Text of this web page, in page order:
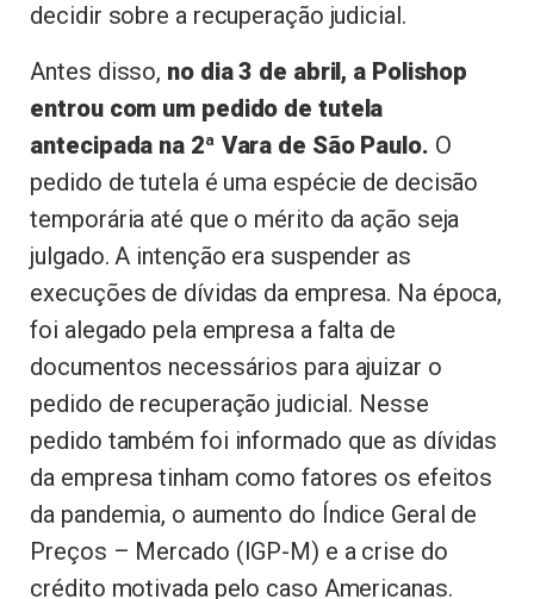
decidir sobre a recuperação judicial.
Antes disso, no dia 3 de abril, a Polishop
entrou com um pedido de tutela
antecipada na 2ª Vara de São Paulo. O
pedido de tutela é uma espécie de decisão
temporária até que o mérito da ação seja
julgado. A intenção era suspender as
execuções de dívidas da empresa. Na época,
foi alegado pela empresa a falta de
documentos necessários para ajuizar o
pedido de recuperação judicial. Nesse
pedido também foi informado que as dívidas
da empresa tinham como fatores os efeitos
da pandemia, o aumento do Índice Geral de
Preços – Mercado (IGP-M) e a crise do
crédito motivada pelo caso Americanas.